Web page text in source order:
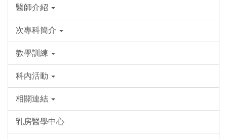
醫師介紹
次專科簡介
教學訓練
科內活動
相關連結
乳房醫學中心